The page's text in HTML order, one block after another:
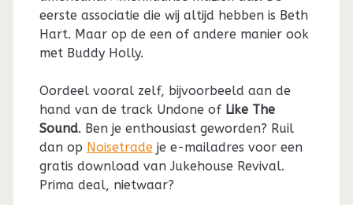
eerste associatie die wij altijd hebben is Beth
Hart. Maar op de een of andere manier ook
met Buddy Holly.
Oordeel vooral zelf, bijvoorbeeld aan de
hand van de track Undone ofLike The
Sound. Ben je enthousiast geworden? Ruil
dan op Noisetradeje e-mailadres voor een
gratis download van Jukehouse Revival.
Prima deal, nietwaar?